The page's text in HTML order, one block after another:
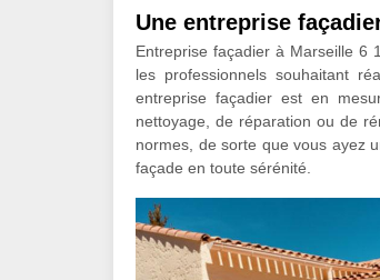
Une entreprise
Entreprise façadier à Marseille 6
les professionnels souhaitant
entreprise façadier est en
nettoyage, de réparation ou de
normes, de sorte que vous ayez
façade en toute sérénité.